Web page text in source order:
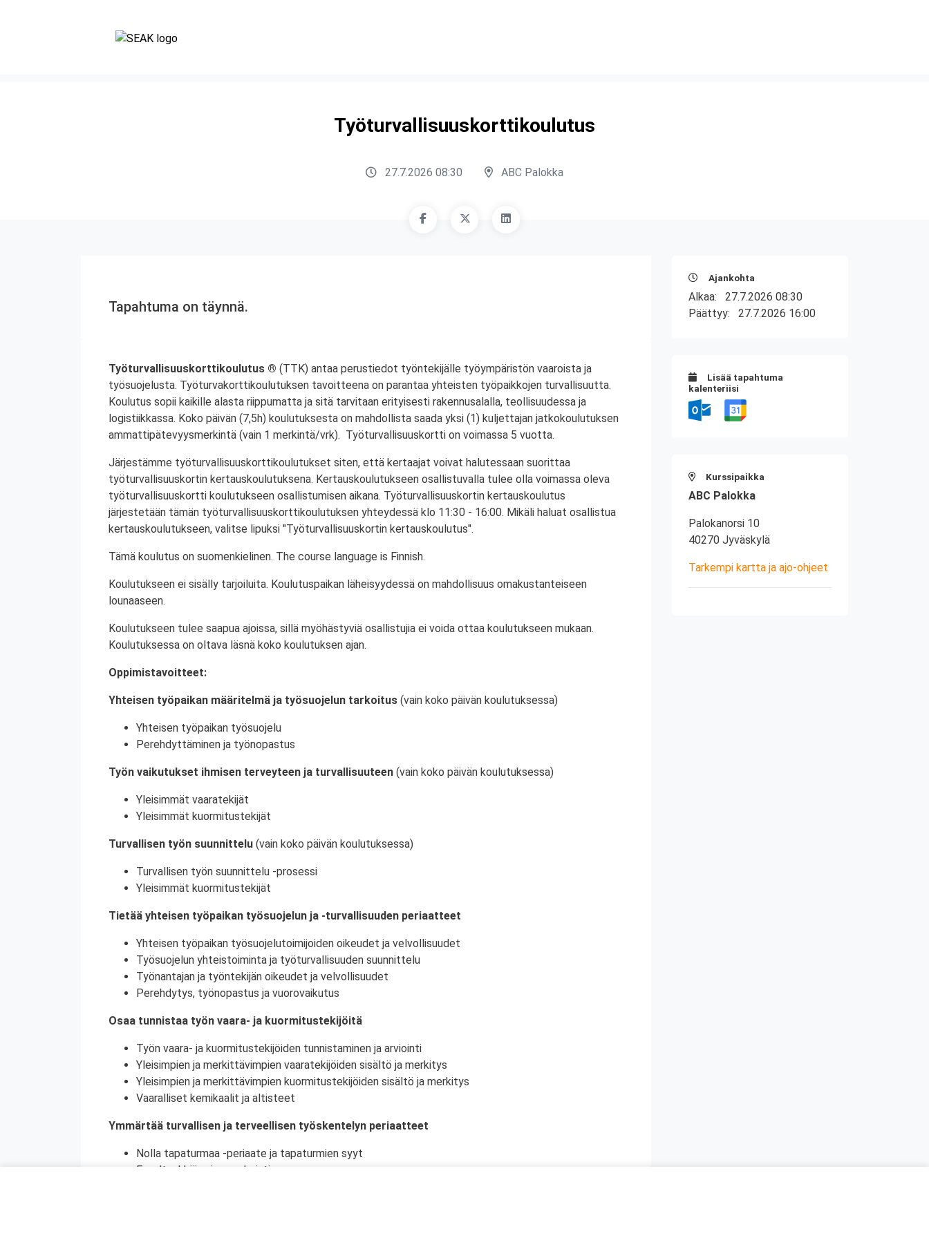
Työturvallisuuskorttikoulutus
27.7.2026 08:30 ABC Palokka
Tapahtuma on täynnä.
Työturvallisuuskorttikoulutus ® (TTK) antaa perustiedot työntekijälle työympäristön vaaroista ja
työsuojelusta. Työturvakorttikoulutuksen tavoitteena on parantaa yhteisten työpaikkojen turvallisuutta.
Koulutus sopii kaikille alasta riippumatta ja sitä tarvitaan erityisesti rakennusalalla, teollisuudessa ja
logistiikkassa. Koko päivän (7,5h) koulutuksesta on mahdollista saada yksi (1) kuljettajan jatkokoulutuksen
ammattipätevyysmerkintä (vain 1 merkintä/vrk). Työturvallisuuskortti on voimassa 5 vuotta.
Järjestämme työturvallisuuskorttikoulutukset siten, että kertaajat voivat halutessaan suorittaa
työturvallisuuskortin kertauskoulutuksena. Kertauskoulutukseen osallistuvalla tulee olla voimassa oleva
työturvallisuuskortti koulutukseen osallistumisen aikana. Työturvallisuuskortin kertauskoulutus
järjestetään tämän työturvallisuuskorttikoulutuksen yhteydessä klo 11:30 - 16:00. Mikäli haluat osallistua
kertauskoulutukseen, valitse lipuksi "Työturvallisuuskortin kertauskoulutus".
Tämä koulutus on suomenkielinen. The course language is Finnish.
Koulutukseen ei sisälly tarjoiluita. Koulutuspaikan läheisyydessä on mahdollisuus omakustanteiseen
lounaaseen.
Koulutukseen tulee saapua ajoissa, sillä myöhästyviä osallistujia ei voida ottaa koulutukseen mukaan.
Koulutuksessa on oltava läsnä koko koulutuksen ajan.
Oppimistavoitteet:
Yhteisen työpaikan määritelmä ja työsuojelun tarkoitus (vain koko päivän koulutuksessa)
Yhteisen työpaikan työsuojelu
Perehdyttäminen ja työnopastus
Työn vaikutukset ihmisen terveyteen ja turvallisuuteen (vain koko päivän koulutuksessa)
Yleisimmät vaaratekijät
Yleisimmät kuormitustekijät
Turvallisen työn suunnittelu (vain koko päivän koulutuksessa)
Turvallisen työn suunnittelu -prosessi
Yleisimmät kuormitustekijät
Tietää yhteisen työpaikan työsuojelun ja -turvallisuuden periaatteet
Yhteisen työpaikan työsuojelutoimijoiden oikeudet ja velvollisuudet
Työsuojelun yhteistoiminta ja työturvallisuuden suunnittelu
Työnantajan ja työntekijän oikeudet ja velvollisuudet
Perehdytys, työnopastus ja vuorovaikutus
Osaa tunnistaa työn vaara- ja kuormitustekijöitä
Työn vaara- ja kuormitustekijöiden tunnistaminen ja arviointi
Yleisimpien ja merkittävimpien vaaratekijöiden sisältö ja merkitys
Yleisimpien ja merkittävimpien kuormitustekijöiden sisältö ja merkitys
Vaaralliset kemikaalit ja altisteet
Ymmärtää turvallisen ja terveellisen työskentelyn periaatteet
Nolla tapaturmaa -periaate ja tapaturmien syyt
Ennaltaehkäisy ja ennakointi
Ajankohta
Alkaa: 27.7.2026 08:30
Päättyy: 27.7.2026 16:00
Lisää tapahtuma
kalenteriisi
Kurssipaikka
ABC Palokka
Palokanorsi 10
40270 Jyväskylä
Tarkempi kartta ja ajo-ohjeet